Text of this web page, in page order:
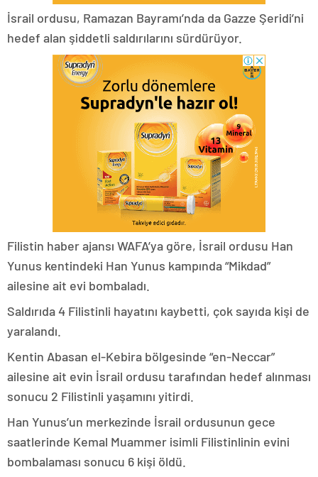
İsrail ordusu, Ramazan Bayramı’nda da Gazze Şeridi’ni
hedef alan şiddetli saldırılarını sürdürüyor.
Filistin haber ajansı WAFA’ya göre, İsrail ordusu Han
Yunus kentindeki Han Yunus kampında “Mikdad”
ailesine ait evi bombaladı.
Saldırıda 4 Filistinli hayatını kaybetti, çok sayıda kişi de
yaralandı.
Kentin Abasan el-Kebira bölgesinde “en-Neccar”
ailesine ait evin İsrail ordusu tarafından hedef alınması
sonucu 2 Filistinli yaşamını yitirdi.
Han Yunus’un merkezinde İsrail ordusunun gece
saatlerinde Kemal Muammer isimli Filistinlinin evini
bombalaması sonucu 6 kişi öldü.